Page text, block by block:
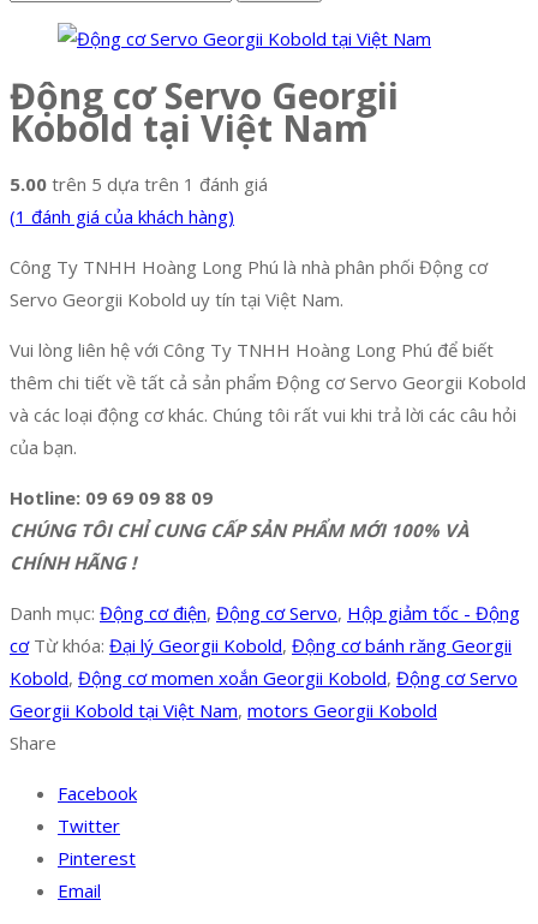
Động cơ Servo Georgii
Kobold tại Việt Nam
5.00 trên 5 dựa trên 1 đánh giá
(1 đánh giá của khách hàng)
Công Ty TNHH Hoàng Long Phú là nhà phân phối Động cơ
Servo Georgii Kobold uy tín tại Việt Nam.
Vui lòng liên hệ với Công Ty TNHH Hoàng Long Phú để biết
thêm chi tiết về tất cả sản phẩm Động cơ Servo Georgii Kobold
và các loại động cơ khác. Chúng tôi rất vui khi trả lời các câu hỏi
của bạn.
Hotline: 09 69 09 88 09
CHÚNG TÔI CHỈ CUNG CẤP SẢN PHẨM MỚI 100% VÀ
CHÍNH HÃNG !
Danh mục: Động cơ điện, Động cơ Servo, Hộp giảm tốc - Động
cơ Từ khóa: Đại lý Georgii Kobold, Động cơ bánh răng Georgii
Kobold, Động cơ momen xoắn Georgii Kobold, Động cơ Servo
Georgii Kobold tại Việt Nam, motors Georgii Kobold
Share
Facebook
Twitter
Pinterest
Email